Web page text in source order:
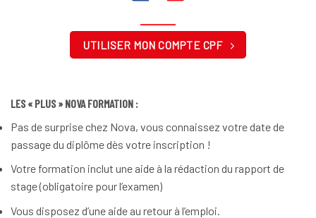
UTILISER MON COMPTE CPF
LES « PLUS » NOVA FORMATION :
Pas de surprise chez Nova, vous connaissez votre date de
passage du diplôme dès votre inscription !
Votre formation inclut une aide à la rédaction du rapport de
stage (obligatoire pour l’examen)
Vous disposez d’une aide au retour à l’emploi.